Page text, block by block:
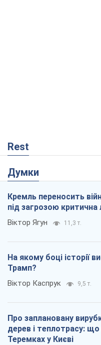
Rest
Думки
Кремль переносить
під загрозою критична
Віктор Ягун 11,3 т.
На якому боці історії
Трамп?
Віктор Каспрук 9,5 т.
Про заплановану
дерев і теплотрасу:
Теремках у Києві